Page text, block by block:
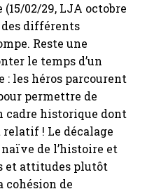
02/29, LJA octobre
des différents
Reste une
le temps d’un
les héros parcourent
permettre de
cadre historique dont
! Le décalage
de l’histoire et
et attitudes plutôt
cohésion de